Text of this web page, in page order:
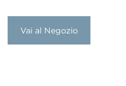
Vai al Negozio